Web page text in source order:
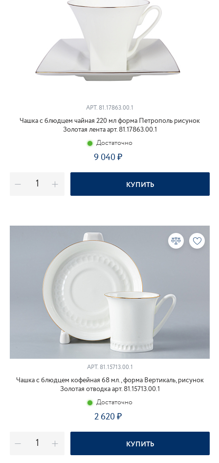
АРТ. 81.17863.00.1
Чашка с блюдцем чайная 220 мл форма Петрополь рисунок
Золотая лента арт. 81.17863.00.1
Достаточно
9 040
КУПИТЬ
АРТ.81.15713.00.1
Чашка с блюдцем кофейная 68 мл., форма Вертикаль, рисунок
Золотая отводка арт. 81.15713.00.1
Достаточно
2 620
КУПИТЬ